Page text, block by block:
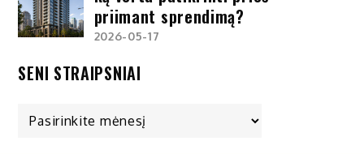
priimant sprendimą?
2026-05-17
SENI STRAIPSNIAI